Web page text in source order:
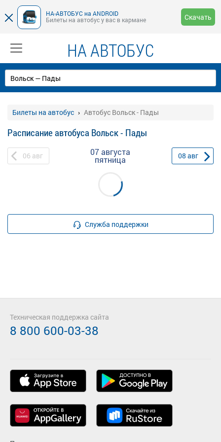
НА-АВТОБУС на ANDROID
Билеты на автобус у вас в кармане
Скачать
НА АВТОБУС
Билеты на автобус Автобус Вольск - Пады
Расписание автобуса Вольск - Пады
06 авг 07 августа
пятница 08 авг
Служба поддержки
Техническая поддержка сайта
8 800 600-03-38